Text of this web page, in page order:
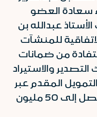
سعادة العضو
عبدالله بن
للمنشآت
من ضمانات
والاستيراد
التمويل المقدم عبر
مصرف الإنماء، مع سقف يصل إلى 50 مليون